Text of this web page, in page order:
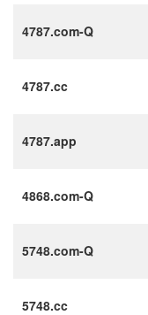
4787.com-Q
4787.cc
4787.app
4868.com-Q
5748.com-Q
5748.cc